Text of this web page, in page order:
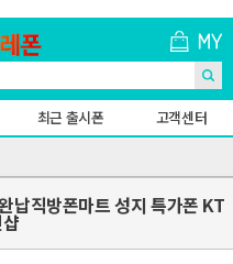
최근 출시폰 고객센터
납직방폰마트 성지 특가폰 KT